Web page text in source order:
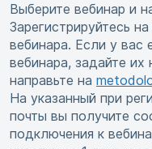
Выберите вебинар и
Зарегистрируйтесь
вебинара. Если у вас
вебинара, задайте их
направьте на
На указанный при
почты вы получите
подключения к